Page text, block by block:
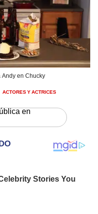
en Chucky
ACTORES Y ACTRICES
en